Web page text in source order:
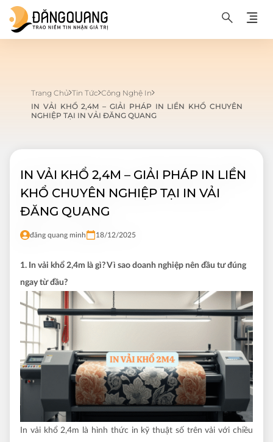
Trang Chủ Tin Tức Công Nghệ In
IN VẢI KHỔ 2,4M – GIẢI PHÁP IN LIỀN KHỔ CHUYÊN
NGHIỆP TẠI IN VẢI ĐĂNG QUANG
IN VẢI KHỔ 2,4M – GIẢI PHÁP IN LIỀN
KHỔ CHUYÊN NGHIỆP TẠI IN VẢI
ĐĂNG QUANG
đăng quang minh 18/12/2025
1. In vải khổ 2,4m là gì? Vì sao doanh nghiệp nên đầu tư đúng
ngay từ đầu?
In vải khổ 2,4m là hình thức in kỹ thuật số trên vải với chiều